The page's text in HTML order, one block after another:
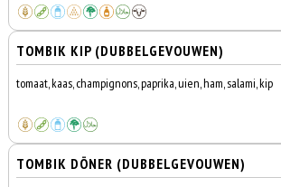
TOMBIK KIP (DUBBELGEVOUWEN)
tomaat, kaas, champignons, paprika, uien, ham, salami, kip
TOMBIK DÖNER (DUBBELGEVOUWEN)